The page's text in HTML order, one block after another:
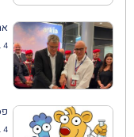
4 באוגוסט 2026
4 באוגוסט 2026